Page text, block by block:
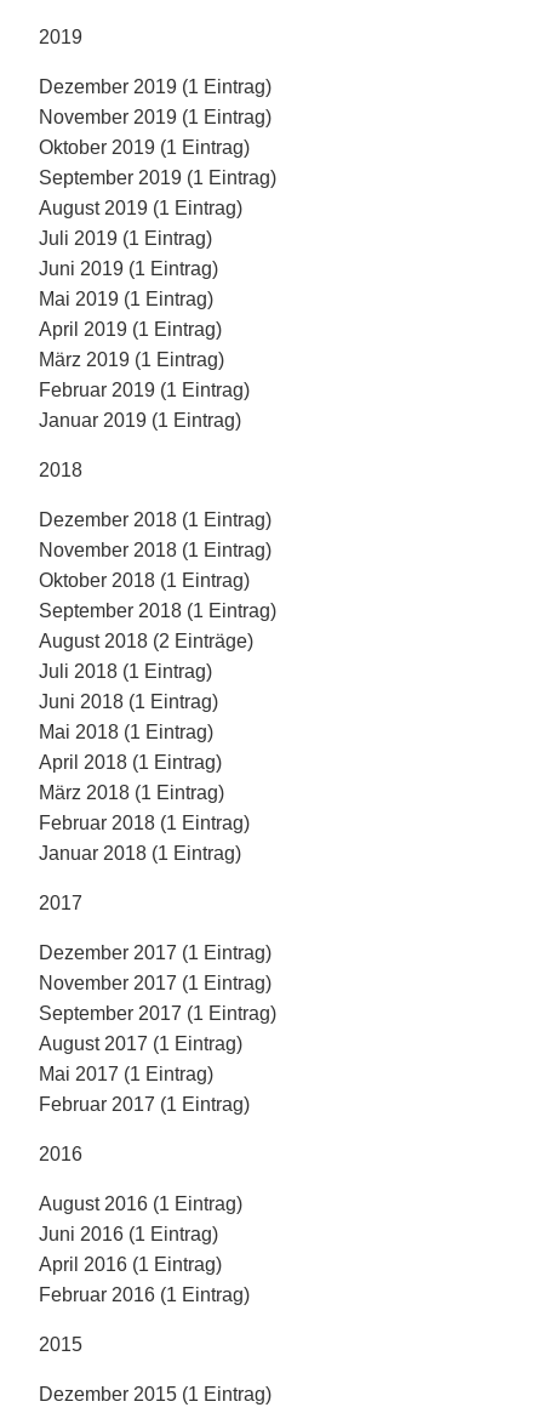
2019
Dezember 2019 (1 Eintrag)
November 2019 (1 Eintrag)
Oktober 2019 (1 Eintrag)
September 2019 (1 Eintrag)
August 2019 (1 Eintrag)
Juli 2019 (1 Eintrag)
Juni 2019 (1 Eintrag)
Mai 2019 (1 Eintrag)
April 2019 (1 Eintrag)
März 2019 (1 Eintrag)
Februar 2019 (1 Eintrag)
Januar 2019 (1 Eintrag)
2018
Dezember 2018 (1 Eintrag)
November 2018 (1 Eintrag)
Oktober 2018 (1 Eintrag)
September 2018 (1 Eintrag)
August 2018 (2 Einträge)
Juli 2018 (1 Eintrag)
Juni 2018 (1 Eintrag)
Mai 2018 (1 Eintrag)
April 2018 (1 Eintrag)
März 2018 (1 Eintrag)
Februar 2018 (1 Eintrag)
Januar 2018 (1 Eintrag)
2017
Dezember 2017 (1 Eintrag)
November 2017 (1 Eintrag)
September 2017 (1 Eintrag)
August 2017 (1 Eintrag)
Mai 2017 (1 Eintrag)
Februar 2017 (1 Eintrag)
2016
August 2016 (1 Eintrag)
Juni 2016 (1 Eintrag)
April 2016 (1 Eintrag)
Februar 2016 (1 Eintrag)
2015
Dezember 2015 (1 Eintrag)